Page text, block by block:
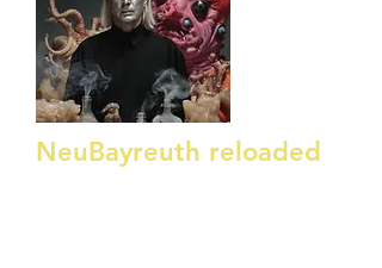
NeuBayreuth reloaded